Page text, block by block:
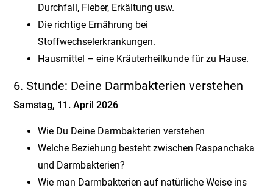
Durchfall, Fieber, Erkältung usw.
Die richtige Ernährung bei
Stoffwechselerkrankungen.
Hausmittel – eine Kräuterheilkunde für zu Hause.
6. Stunde: Deine Darmbakterien verstehen
Samstag, 11. April 2026
Wie Du Deine Darmbakterien verstehen
Welche Beziehung besteht zwischen Raspanchaka
und Darmbakterien?
Wie man Darmbakterien auf natürliche Weise ins